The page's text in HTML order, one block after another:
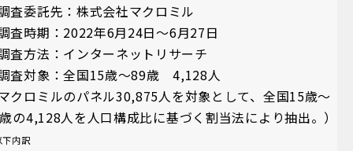
査委託先：株式会社マクロミル
査時期：2022年6月24日～6月27日
査方法：インターネットリサーチ
査対象：全国15歳～89歳 4,128人
クロミルのパネル30,875人を対象として、全国15歳～
の4,128人を人口構成比に基づく割当法により抽出。）
内訳